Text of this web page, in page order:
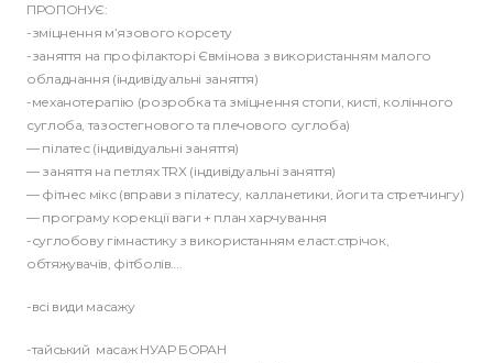
ПРОПОНУЄ:
-зміцнення м’язового корсету
-заняття на профілакторі Євмінова з використанням малого
обладнання (індивідуальні заняття)
-механотерапію (розробка та зміцнення стопи, кисті, колінного
суглоба, тазостегнового та плечового суглоба)
— пілатес (індивідуальні заняття)
— заняття на петлях TRX (індивідуальні заняття)
— фітнес мікс (вправи з пілатесу, калланетики, йоги та стретчингу)
— програму корекції ваги + план харчування
-суглобову гімнастику з використанням еласт.стрічок,
обтяжувачів, фітболів….
-всі види масажу
-тайський масаж НУАР БОРАН